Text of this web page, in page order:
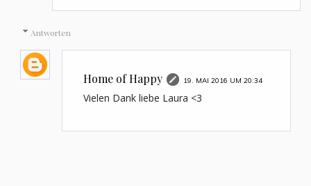
Antworten
Home of Happy 19. MAI 2016 UM 20:34
Vielen Dank liebe Laura <3